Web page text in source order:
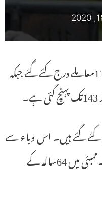
ملک میں منگل کے روز کرونا کے 138معاملے درج کئے گئے جبکہ
درج کئے گئے ہیں۔ اس وباء سے
ہندوستان میں تیسری جان گئی ہے۔ممبئی میں 64سالہ کے